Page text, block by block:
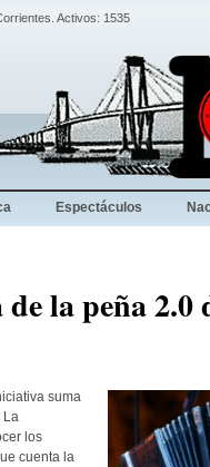
Activos: 1535
Espectáculos
la peña 2.0
suma
La
los
cuenta la